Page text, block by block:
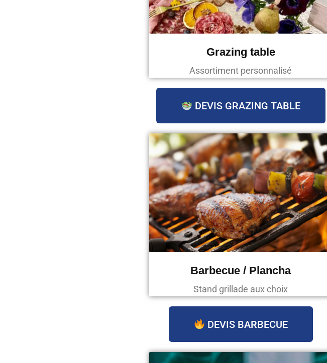
Grazing table
Assortiment personnalisé
DEVIS GRAZING TABLE
Barbecue / Plancha
Stand grillade aux choix
DEVIS BARBECUE